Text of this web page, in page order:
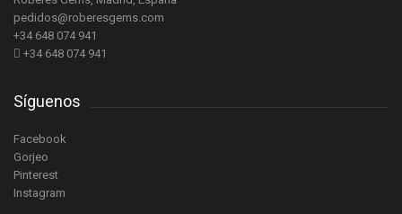
pedidos@roberesgems.com
+34 648 074 941
+34 648 074 941
Síguenos
Facebook
Gorjeo
Pinterest
Instagram